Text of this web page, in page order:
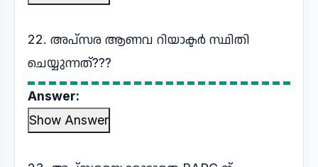
22. അപ്സര ആണവ റിയാക്ടർ സ്ഥിതി
ചെയ്യുന്നത്???
Answer:
Show Answer